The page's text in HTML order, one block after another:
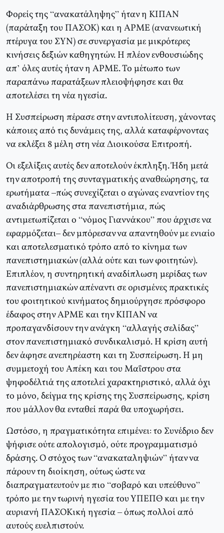
Φορείς της “ανακατάληψης” ήταν η ΚΙΠΑΝ
(παράταξη του ΠΑΣΟΚ) και η ΑΡΜΕ (ανανεωτική
πτέρυγα του ΣΥΝ) σε συνεργασία με μικρότερες
κινήσεις δεξιών καθηγητών. Η πλέον ενθουσιώδης
απ’ όλες αυτές ήταν η ΑΡΜΕ. Το μέτωπο των
παραπάνω παρατάξεων πλειοψήφησε και θα
αποτελέσει τη νέα ηγεσία.
Η Συσπείρωση πέρασε στην αντιπολίτευση, χάνοντας
κάποιες από τις δυνάμεις της, αλλά καταφέρνοντας
να εκλέξει 8 μέλη στη νέα Διοικούσα Επιτροπή.
Οι εξελίξεις αυτές δεν αποτελούν έκπληξη. Ήδη μετά
την αποτροπή της συνταγματικής αναθεώρησης, τα
ερωτήματα –πώς συνεχίζεται ο αγώνας εναντίον της
αναδιάρθρωσης στα πανεπιστήμια, πώς
αντιμετωπίζεται ο “νόμος Γιαννάκου” που άρχισε να
εφαρμόζεται– δεν μπόρεσαν να απαντηθούν με ενιαίο
και αποτελεσματικό τρόπο από το κίνημα των
πανεπιστημιακών (αλλά ούτε και των φοιτητών).
Επιπλέον, η συντηρητική αναδίπλωση μερίδας των
πανεπιστημιακών απέναντι σε ορισμένες πρακτικές
του φοιτητικού κινήματος δημιούργησε πρόσφορο
έδαφος στην ΑΡΜΕ και την ΚΙΠΑΝ να
προπαγανδίσουν την ανάγκη “αλλαγής σελίδας”
στον πανεπιστημιακό συνδικαλισμό. Η κρίση αυτή
δεν άφησε ανεπηρέαστη και τη Συσπείρωση. Η μη
συμμετοχή του Απέκη και του Μαΐστρου στα
ψηφοδέλτιά της αποτελεί χαρακτηριστικό, αλλά όχι
το μόνο, δείγμα της κρίσης της Συσπείρωσης, κρίση
που μάλλον θα ενταθεί παρά θα υποχωρήσει.
Ωστόσο, η πραγματικότητα επιμένει: το Συνέδριο δεν
ψήφισε ούτε απολογισμό, ούτε προγραμματισμό
δράσης. Ο στόχος των “ανακαταληψιών” ήταν να
πάρουν τη διοίκηση, ούτως ώστε να
διαπραγματευτούν με πιο “σοβαρό και υπεύθυνο”
τρόπο με την τωρινή ηγεσία του ΥΠΕΠΘ και με την
αυριανή ΠΑΣΟΚική ηγεσία – όπως πολλοί από
αυτούς ευελπιστούν.